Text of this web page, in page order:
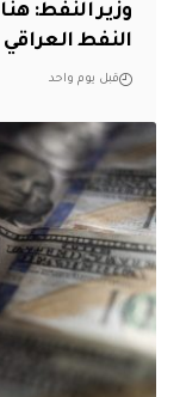
وزير النفط:
النفط
قبل يوم واحد